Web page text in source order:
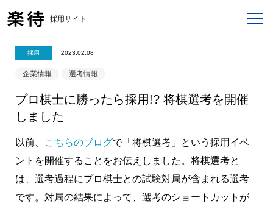
採用サイト
採用 2023.02.08
企業情報 選考情報
プロ棋士に勝ったら採用!? 将棋選考を開催
しました
以前、 こちらのブログで「将棋選考」という採用イベ
ントを開催することをお伝えしました。将棋選考と
は、選考過程にプロ棋士との試験対局が含まれる選考
です。対局の結果によって、選考のショートカットが